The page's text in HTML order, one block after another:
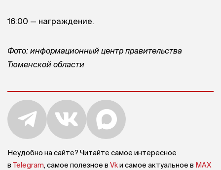
16:00 — награждение.
Фото: информационный центр правительства
Тюменской области
Неудобно на сайте? Читайте самое интересное
в Telegram, самое полезное в Vkи самое актуальное в MAX